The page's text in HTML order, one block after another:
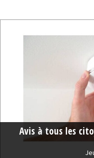
Avis à tous les